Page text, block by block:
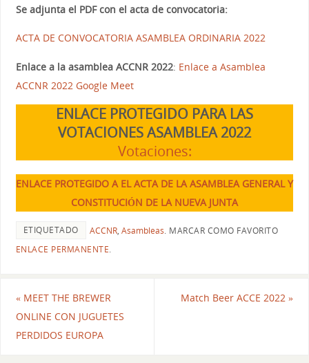
Se adjunta el PDF con el acta de convocatoria:
ACTA DE CONVOCATORIA ASAMBLEA ORDINARIA 2022
Enlace a la asamblea ACCNR 2022: Enlace a Asamblea
ACCNR 2022 Google Meet
ENLACE PROTEGIDO PARA LAS
VOTACIONES ASAMBLEA 2022
Votaciones:
ENLACE PROTEGIDO A EL ACTA DE LA ASAMBLEA GENERAL Y
CONSTITUCIÓN DE LA NUEVA JUNTA
ETIQUETADO ACCNR, Asambleas. MARCAR COMO FAVORITO
ENLACE PERMANENTE.
«MEET THE BREWER
ONLINE CON JUGUETES
PERDIDOS EUROPA
Match Beer ACCE 2022»